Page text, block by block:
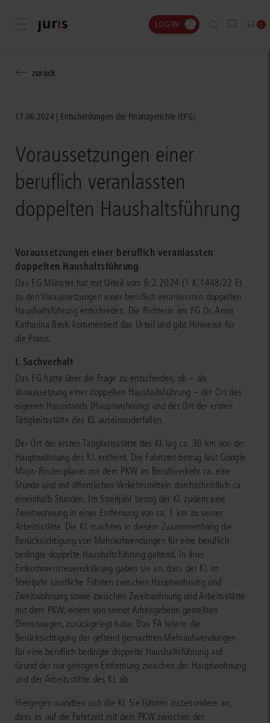
Menü öffnen LOGIN 0
zurück
17.06.2024 Entscheidungen der Finanzgerichte (EFG)
Voraussetzungen einer
beruflich veranlassten
doppelten Haushaltsführung
Voraussetzungen einer beruflich veranlassten
doppelten Haushaltsführung
Das FG Münster hat mit Urteil vom 6.2.2024 (1 K 1448/22 E)
zu den Voraussetzungen einer beruflich veranlassten doppelten
Haushaltsführung entschieden. Die Richterin am FG Dr. Anna
Katharina Beck kommentiert das Urteil und gibt Hinweise für
die Praxis:
I. Sachverhalt
Das FG hatte über die Frage zu entscheiden, ob – als
Voraussetzung einer doppelten Haushaltsführung – der Ort des
eigenen Hausstands (Hauptwohnung) und der Ort der ersten
Tätigkeitsstätte des Kl. auseinanderfallen.
Der Ort der ersten Tätigkeitsstätte des Kl. lag ca. 30 km von der
Hauptwohnung des Kl. entfernt. Die Fahrtzeit betrug laut Google
Maps-Routenplaner mit dem PKW im Berufsverkehr ca. eine
Stunde und mit öffentlichen Verkehrsmitteln durchschnittlich ca.
eineinhalb Stunden. Im Streitjahr bezog der Kl. zudem eine
Zweitwohnung in einer Entfernung von ca. 1 km zu seiner
Arbeitsstätte. Die Kl. machten in diesem Zusammenhang die
Berücksichtigung von Mehraufwendungen für eine beruflich
bedingte doppelte Haushaltsführung geltend. In ihrer
Einkommensteuererklärung gaben sie an, dass der Kl. im
Streitjahr sämtliche Fahrten zwischen Hauptwohnung und
Zweitwohnung sowie zwischen Zweitwohnung und Arbeitsstätte
mit dem PKW, einem von seiner Arbeitgeberin gestellten
Dienstwagen, zurückgelegt habe. Das FA lehnte die
Berücksichtigung der geltend gemachten Mehraufwendungen
für eine beruflich bedingte doppelte Haushaltsführung auf
Grund der nur geringen Entfernung zwischen der Hauptwohnung
und der Arbeitsstätte des Kl. ab.
Hiergegen wandten sich die Kl. Sie führten insbesondere an,
dass es auf die Fahrtzeit mit dem PKW zwischen der